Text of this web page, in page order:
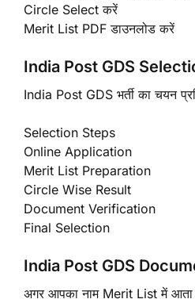
Circle Select करें
Merit List PDF डाउनलोड करें
India Post GDS
India Post GDS भर्ती का चयन
Selection Steps
Online Application
Merit List Preparation
Circle Wise Result
Document Verification
Final Selection
India Post GDS
अगर आपका नाम Merit List में